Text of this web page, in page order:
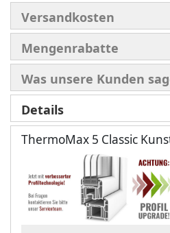
Versandkosten
Mengenrabatte
Was unsere Kunden
Details
ThermoMax 5 Classic